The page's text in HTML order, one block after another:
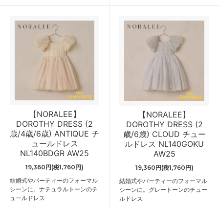
【NORALEE】
DOROTHY DRESS (2
歳/4歳/6歳) ANTIQUE チ
ュールドレス
NL140BDGR AW25
19,360円(税1,760円)
結婚式やパーティーのフォーマル
シーンに。ナチュラルトーンのチ
ュールドレス
【NORALEE】
DOROTHY DRESS (2
歳/6歳) CLOUD チュー
ルドレス NL140GOKU
AW25
19,360円(税1,760円)
結婚式やパーティーのフォーマル
シーンに。グレートーンのチュー
ルドレス